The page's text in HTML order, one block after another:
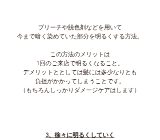
ブリーチや脱色剤などを用いて
今まで暗く染めていた部分を明るくする方法。
この方法のメリットは
1回のご来店で明るくなること。
デメリットととしては髪には多少なりとも
負担がかかってしまうことです。
（もちろんしっかりダメージケアはします）
3、徐々に明るくしていく